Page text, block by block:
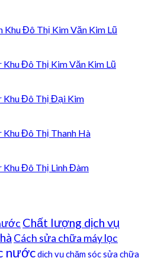
Đô Thị Kim Văn Kim Lũ
Đô Thị Kim Văn Kim Lũ
Khu Đô Thị Đại Kim
Đô Thị Thanh Hà
Khu Đô Thị Linh Đàm
Chất lượng dịch vụ
Cách sửa chữa máy lọc
nướcdịch vụ chăm sóc sửa chữa